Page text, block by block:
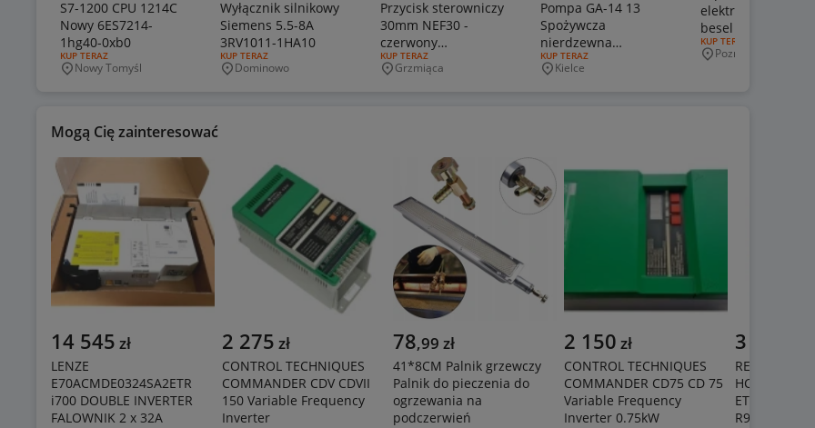
S7-1200 CPU 1214C
Nowy 6ES7214-
1hg40-0xb0
RODZAJ OFERTY:
KUP TERAZ
Miejscowość
Nowy Tomyśl
Wyłącznik silnikowy
Siemens 5.5-8A
3RV1011-1HA10
RODZAJ OFERTY:
KUP TERAZ
Miejscowość
Dominowo
Przycisk sterowniczy
30mm NEF30 -
czerwony
podświetlany
RODZAJ OFERTY:
KUP TERAZ
Miejscowość
Grzmiąca
Pompa GA-14 13
Spożywcza
nierdzewna
kwasoodporna
RODZAJ OFERTY:
KUP TERAZ
Miejscowość
Kielce
elektrycznego tamel
besel indukta 5,5kw
7,5kw 3kw 1,5kw
zeliwo
RODZAJ OFERTY:
KUP TERAZ
Miejscowość
Poznań
Mogą Cię zainteresować
14 545 zł
LENZE
E70ACMDE0324SA2ETR
i700 DOUBLE INVERTER
FALOWNIK 2 x 32A
2 275 zł
CONTROL TECHNIQUES
COMMANDER CDV CDVII
150 Variable Frequency
Inverter
78,99 zł
41*8CM Palnik grzewczy
Palnik do pieczenia do
ogrzewania na
podczerwień
2 150 zł
CONTROL TECHNIQUES
COMMANDER CD75 CD 75
Variable Frequency
Inverter 0.75kW
3 790
REXROTH
HCS01.1E-
ET-EC -EM-
R911337325